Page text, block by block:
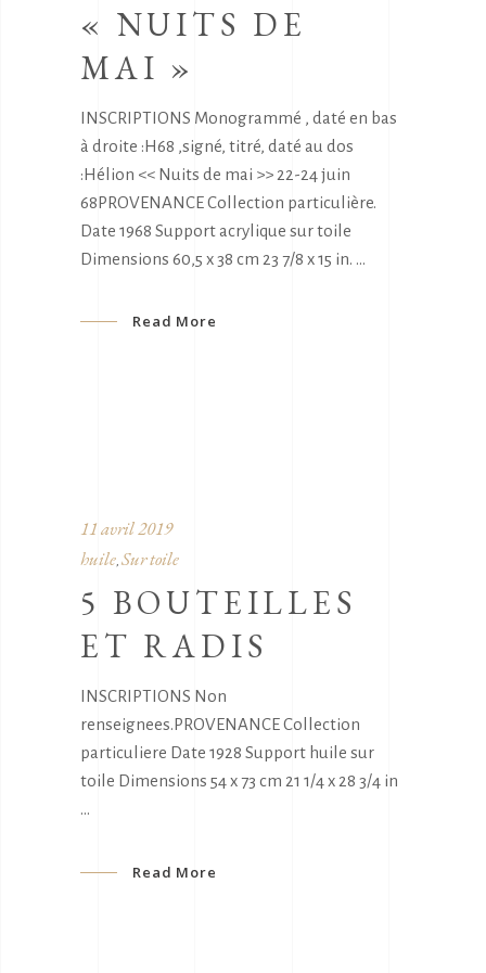
« NUITS DE
MAI »
INSCRIPTIONS Monogrammé , daté en bas
à droite :H68 ,signé, titré, daté au dos
:Hélion << Nuits de mai >> 22-24 juin
68PROVENANCE Collection particulière.
Date 1968 Support acrylique sur toile
Dimensions 60,5 x 38 cm 23 7/8 x 15 in.
Read More
11 avril 2019
huile, Sur toile
5 BOUTEILLES
ET RADIS
INSCRIPTIONS Non
renseignees.PROVENANCE Collection
particuliere Date 1928 Support huile sur
toile Dimensions 54 x 73 cm 21 1/4 x 28 3/4 in
Read More